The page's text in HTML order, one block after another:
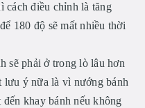
cách điều chỉnh là tăng
180 độ sẽ mất nhiều thời
sẽ phải ở trong lò lâu hơn
lưu ý nữa là vì nướng bánh
khay bánh nếu không